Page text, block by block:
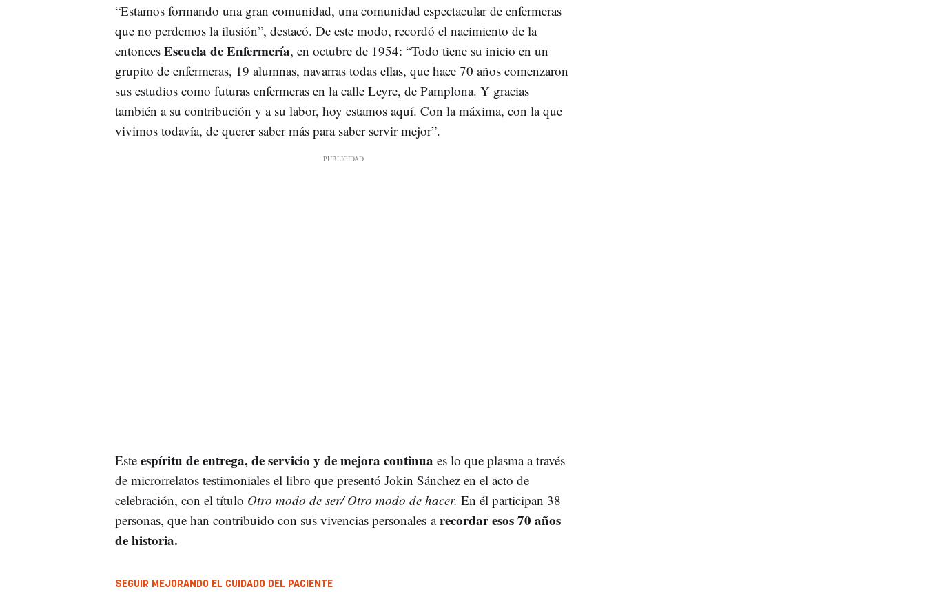
“Estamos formando una gran comunidad, una comunidad espectacular de enfermeras
que no perdemos la ilusión”, destacó. De este modo, recordó el nacimiento de la
entonces Escuela de Enfermería, en octubre de 1954: “Todo tiene su inicio en un
grupito de enfermeras, 19 alumnas, navarras todas ellas, que hace 70 años comenzaron
sus estudios como futuras enfermeras en la calle Leyre, de Pamplona. Y gracias
también a su contribución y a su labor, hoy estamos aquí. Con la máxima, con la que
vivimos todavía, de querer saber más para saber servir mejor”.
Este espíritu de entrega, de servicio y de mejora continua es lo que plasma a través
de microrrelatos testimoniales el libro que presentó Jokin Sánchez en el acto de
celebración, con el título Otro modo de ser/ Otro modo de hacer. En él participan 38
personas, que han contribuido con sus vivencias personales arecordar esos 70 años
de historia.
SEGUIR MEJORANDO EL CUIDADO DEL PACIENTE